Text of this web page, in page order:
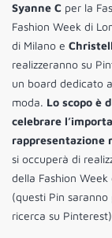
Syanne C per la
Fashion Week di
di Milano e
realizzeranno su
un board dedicato
moda. Lo scopo è
celebrare
rappresentazione
si occuperà di
della Fashion
(questi Pin
ricerca su